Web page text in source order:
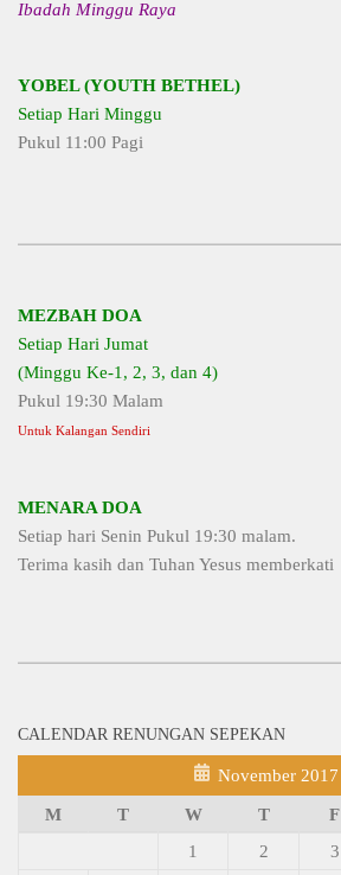
Ibadah Minggu Raya
YOBEL (YOUTH BETHEL)
Setiap Hari Minggu
Pukul 11:00 Pagi
MEZBAH DOA
Setiap Hari Jumat
(Minggu Ke-1, 2, 3, dan 4)
Pukul 19:30 Malam
Untuk Kalangan Sendiri
MENARA DOA
Setiap hari Senin Pukul 19:30 malam.
Terima kasih dan Tuhan Yesus memberkati
CALENDAR RENUNGAN SEPEKAN
November 2017
M T W T F
1
2 3